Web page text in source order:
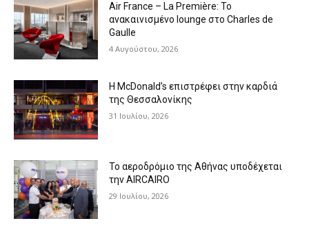
Air France – La Première: Το
ανακαινισμένο lounge στο Charles de
Gaulle
4 Αυγούστου, 2026
Η McDonald’s επιστρέφει στην καρδιά
της Θεσσαλονίκης
31 Ιουλίου, 2026
Το αεροδρόμιο της Αθήνας υποδέχεται
την AIRCAIRO
29 Ιουλίου, 2026